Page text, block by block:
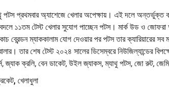
পটস প্রথমবার অ্যাশেজে খেলার অপেক্ষায়। এই দলে অন্তর্ভুক্ত
১১তম টেস্ট খেলার সুযোগ পাচ্ছেন পটস। মার্ক উড ও জোফরা
ব্রেন্ডন ম্যাককালাম যোগ দেওয়ার পর পটস তার ক্যারিয়ারের
তার শেষ টেস্ট ২০২৪ সালের ডিসেম্বরে নিউজিল্যান্ডের
জ্যাক ক্রলি, বেন ডাকেট, উইল জ্যাকস, ম্যাথু পটস, জো রুট,
, খেলাধুলা